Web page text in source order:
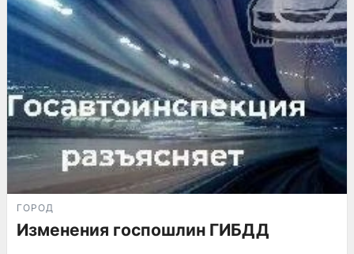
ГОРОД
Изменения госпошлин ГИБДД